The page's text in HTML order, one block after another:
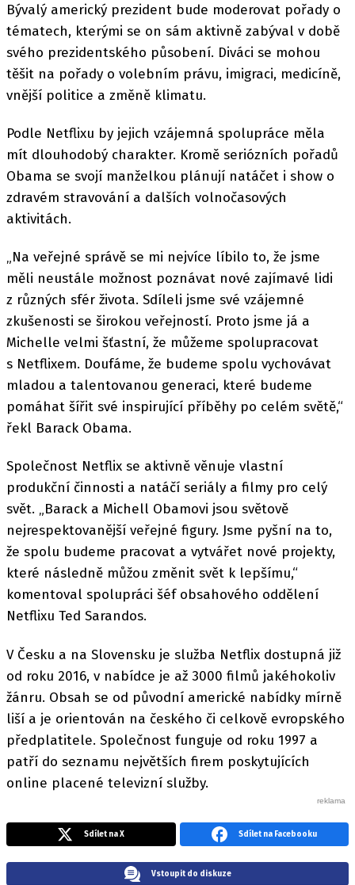
Bývalý americký prezident bude moderovat pořady o
tématech, kterými se on sám aktivně zabýval v době
svého prezidentského působení. Diváci se mohou
těšit na pořady o volebním právu, imigraci, medicíně,
vnější politice a změně klimatu.
Podle Netflixu by jejich vzájemná spolupráce měla
mít dlouhodobý charakter. Kromě seriózních pořadů
Obama se svojí manželkou plánují natáčet i show o
zdravém stravování a dalších volnočasových
aktivitách.
„Na veřejné správě se mi nejvíce líbilo to, že jsme
měli neustále možnost poznávat nové zajímavé lidi
z různých sfér života. Sdíleli jsme své vzájemné
zkušenosti se širokou veřejností. Proto jsme já a
Michelle velmi šťastní, že můžeme spolupracovat
s Netflixem. Doufáme, že budeme spolu vychovávat
mladou a talentovanou generaci, které budeme
pomáhat šířit své inspirující příběhy po celém světě,“
řekl Barack Obama.
Společnost Netflix se aktivně věnuje vlastní
produkční činnosti a natáčí seriály a filmy pro celý
svět. „Barack a Michell Obamovi jsou světově
nejrespektovanější veřejné figury. Jsme pyšní na to,
že spolu budeme pracovat a vytvářet nové projekty,
které následně můžou změnit svět k lepšímu,“
komentoval spolupráci šéf obsahového oddělení
Netflixu Ted Sarandos.
V Česku a na Slovensku je služba Netflix dostupná již
od roku 2016, v nabídce je až 3000 filmů jakéhokoliv
žánru. Obsah se od původní americké nabídky mírně
liší a je orientován na českého či celkově evropského
předplatitele. Společnost funguje od roku 1997 a
patří do seznamu největších firem poskytujících
online placené televizní služby.
Sdílet na X Sdílet na Facebooku
Vstoupit do diskuze